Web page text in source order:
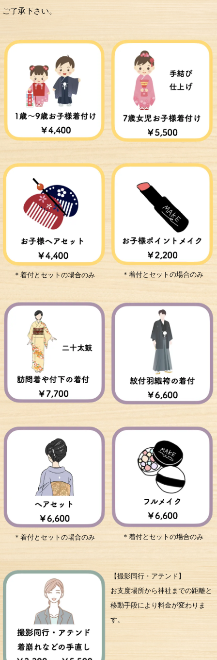
ご了承下さい。
＊着付とセットの場合のみ ＊着付とセットの場合のみ
＊着付とセットの場合のみ ＊着付とセットの場合のみ
【撮影同行・アテンド】
お支度場所から神社までの距離と
移動手段により料金が変わりま
す。